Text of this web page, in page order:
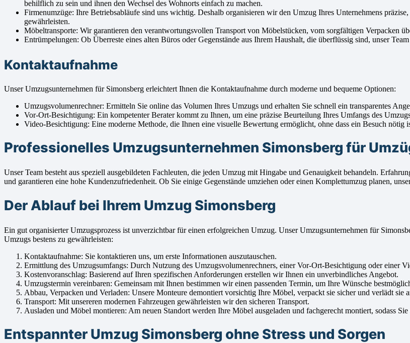
behilflich zu sein und ihnen den Wechsel des Wohnorts einfach zu machen.
Firmenumzüge: Ihre Betriebsabläufe sind uns wichtig. Deshalb organisieren wir den Umzug Ihres Unternehmens
gewährleisten.
Möbeltransporte: Wir garantieren den verantwortungsvollen Transport von Möbelstücken, vom sorgfältigen Verpacken
Entrümpelungen: Ob Überreste eines alten Büros oder Gegenstände aus Ihrem Haushalt, die überflüssig sind, unser
Kontaktaufnahme
Unser Umzugsunternehmen für Simonsberg erleichtert Ihnen die Kontaktaufnahme durch moderne und bequeme Optionen:
Umzugsvolumenrechner: Ermitteln Sie online das Volumen Ihres Umzugs und erhalten Sie schnell ein transparentes
Vor-Ort-Besichtigung: Ein kompetenter Berater kommt zu Ihnen, um eine präzise Beurteilung Ihres Umfangs des
Video-Besichtigung: Eine moderne Methode, die Ihnen eine visuelle Bewertung ermöglicht, ohne dass ein Besuch nötig
Professionelles Umzugsunternehmen Simonsberg für
Unser Team besteht aus speziell ausgebildeten Fachleuten, die jeden Umzug mit Hingabe und Genauigkeit behandeln.
und garantieren eine hohe Kundenzufriedenheit. Ob Sie einige Gegenstände umziehen oder einen Komplettumzug planen,
Der Ablauf bei Ihrem Umzug Simonsberg
Ein gut organisierter Umzugsprozess ist unverzichtbar für einen erfolgreichen Umzug. Unser Umzugsunternehmen für
Umzugs bestens zu gewährleisten:
Kontaktaufnahme: Sie kontaktieren uns, um erste Informationen auszutauschen.
Ermittlung des Umzugsumfangs: Durch Nutzung des Umzugsvolumenrechners, einer Vor-Ort-Besichtigung oder einer
Kostenvoranschlag: Basierend auf Ihren spezifischen Anforderungen erstellen wir Ihnen ein unverbindliches Angebot.
Umzugstermin vereinbaren: Gemeinsam mit Ihnen bestimmen wir einen passenden Termin, um Ihre Wünsche
Abbau, Verpacken und Verladen: Unsere Monteure demontiert vorsichtig Ihre Möbel, verpackt sie sicher und verlädt sie
Transport: Mit unsereren modernen Fahrzeugen gewährleisten wir den sicheren Transport.
Ausladen und Möbel montieren: Am neuen Standort werden Ihre Möbel ausgeladen und fachgerecht montiert, sodass
Entspannter Umzug Simonsberg ohne Stress und Sorgen